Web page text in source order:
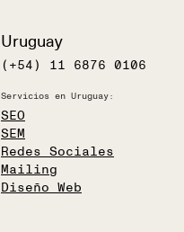
Uruguay
(+54) 11 6876 0106
Servicios en Uruguay:
SEO
SEM
Redes Sociales
Mailing
Diseño Web